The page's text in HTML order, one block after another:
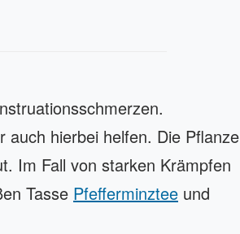
auch hierbei helfen. Die Pflanze
Im Fall von starken Krämpfen
Tasse Pfefferminztee und